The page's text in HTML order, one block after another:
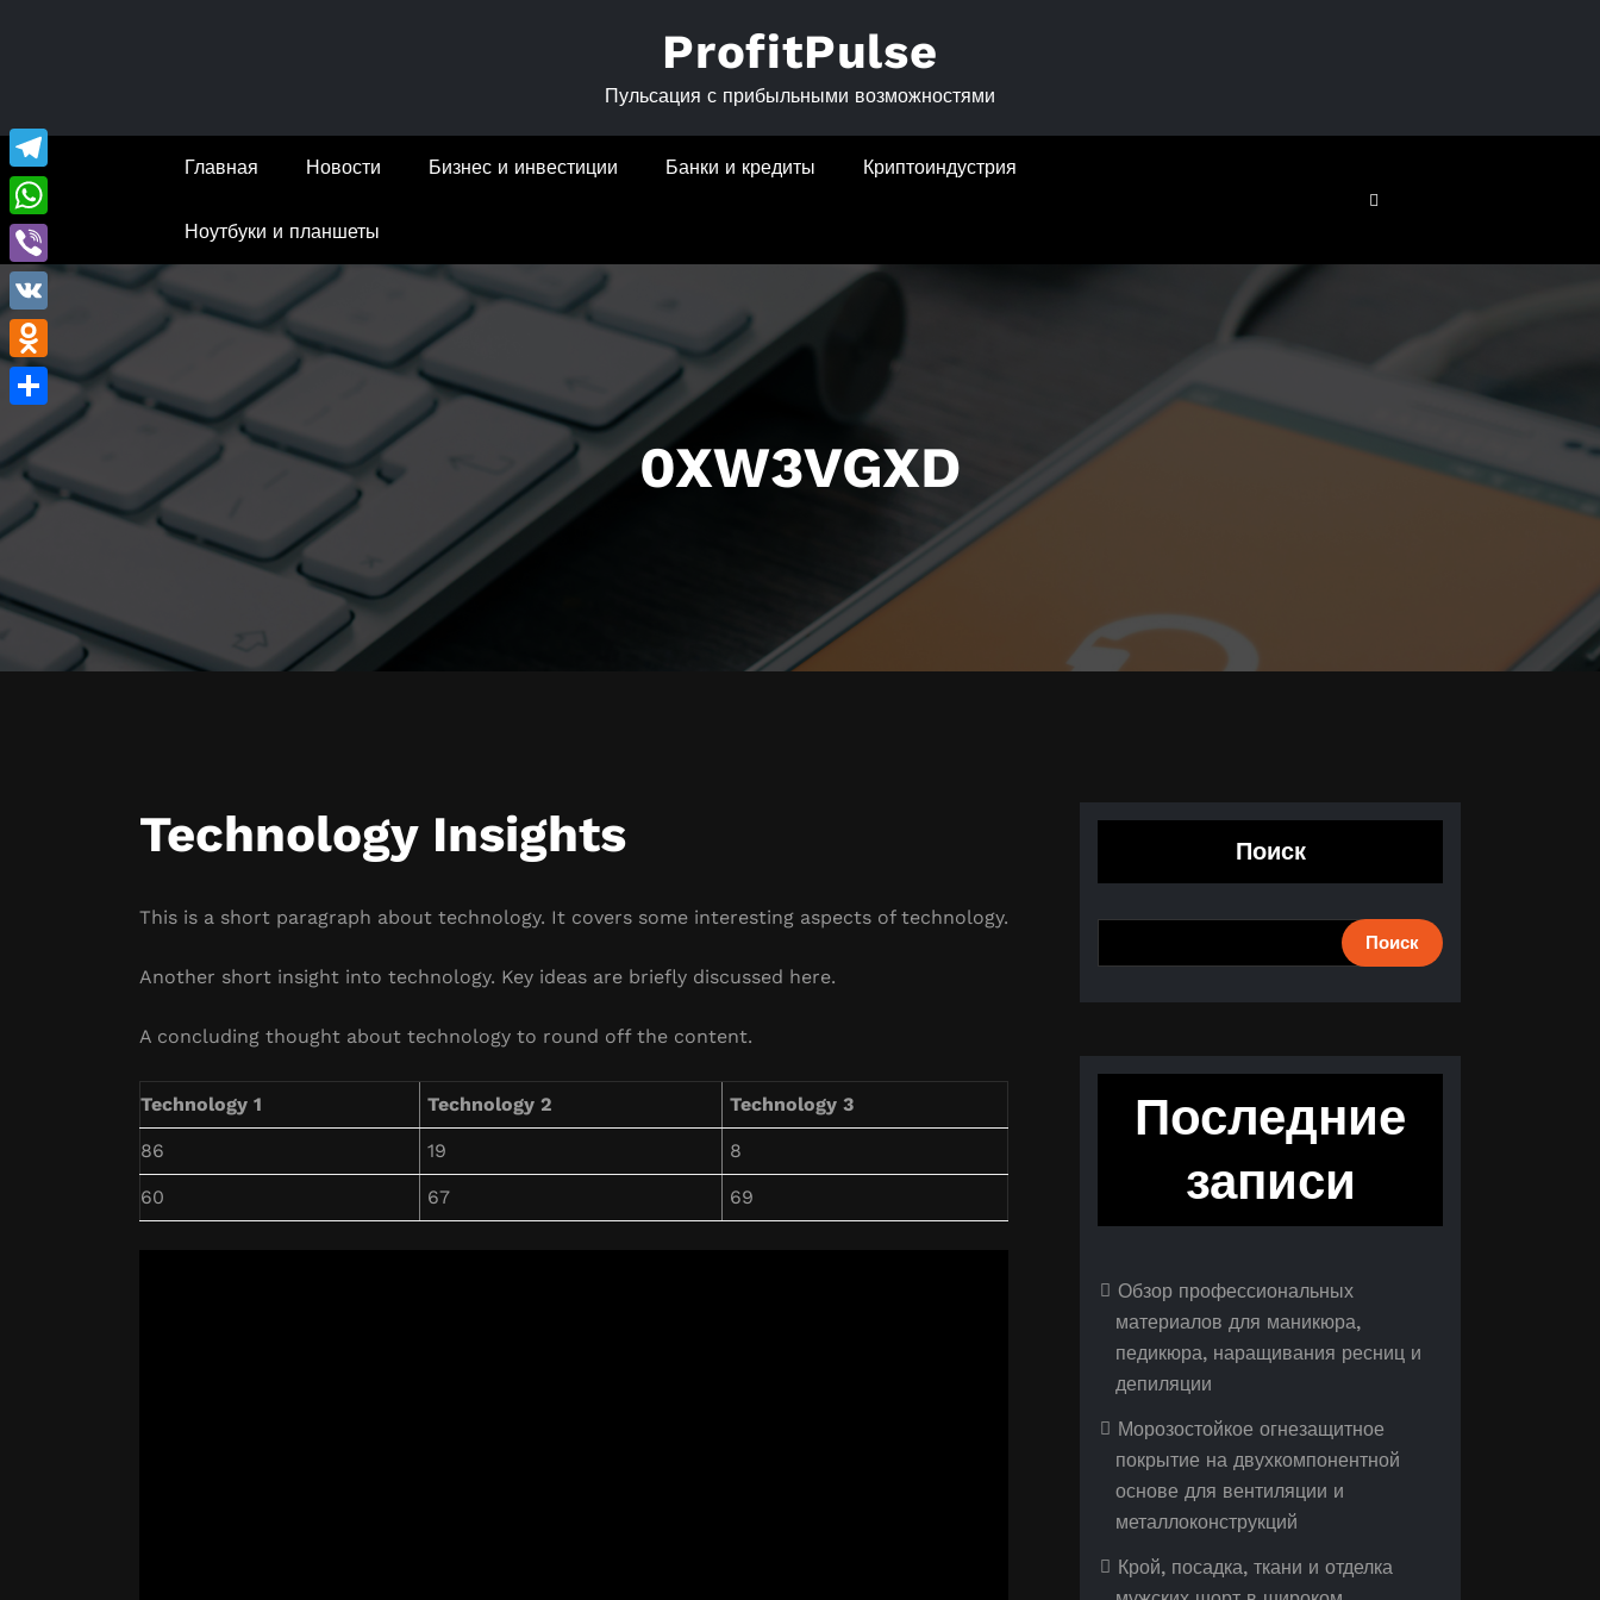
ProfitPulse
Пульсация с прибыльными возможностями
Главная Новости Бизнес и инвестиции Банки и кредиты Криптоиндустрия
Ноутбуки и планшеты
0XW3VGXD
Technology Insights
This is a short paragraph about technology. It covers some interesting aspects of technology.
Another short insight into technology. Key ideas are briefly discussed here.
A concluding thought about technology to round off the content.
Technology 1 Technology 2 Technology 3
86 19 8
60 67 69
Поиск
Поиск
Последние
записи
Обзор профессиональных
материалов для маникюра,
педикюра, наращивания ресниц и
депиляции
Морозостойкое огнезащитное
покрытие на двухкомпонентной
основе для вентиляции и
металлоконструкций
Крой, посадка, ткани и отделка
Telegram
WhatsApp
Viber
VK
Odnoklassniki
Отправить